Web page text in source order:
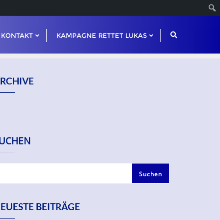
KONTAKT KAMPAGNE RETTET LUKAS
Suchen
BEITRÄGE